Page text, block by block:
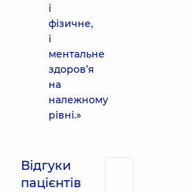
і
фізичне,
і
ментальне
здоров’я
на
належному
рівні.»
Відгуки
пацієнтів